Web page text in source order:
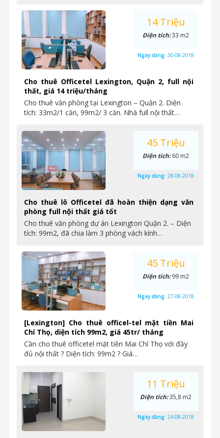
Cho thuê Officetel Lexington, Quận 2, full nội
thất, giá 14 triệu/tháng
Cho thuê văn phòng tại Lexington – Quận 2. Diện
tích: 33m2/1 căn, 99m2/ 3 căn. Nhà full nội thất…
14 Triệu
Diện tích:33 m2
Ngày đăng: 30-08-2018
Cho thuê lô Officetel đã hoàn thiện dạng văn
phòng full nội thất giá tốt
Cho thuê văn phòng dự án Lexington Quận 2. – Diện
tích: 99m2, đã chia làm 3 phòng vách kính…
45 Triệu
Diện tích:60 m2
Ngày đăng: 28-08-2018
[Lexington] Cho thuê officel-tel mặt tiền Mai
Chí Thọ, diện tích 99m2, giá 45tr/ tháng
Cần cho thuê officetel mặt tiền Mai Chí Thọ với đầy
đủ nội thất ? Diện tích: 99m2 ? Giá…
45 Triệu
Diện tích:99 m2
Ngày đăng: 27-08-2018
11 Triệu
Diện tích:35,8 m2
Ngày đăng: 24-08-2018